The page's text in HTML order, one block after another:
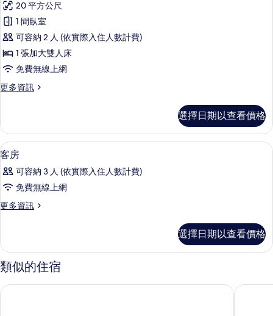
詳
情
高
級
雙
人
房,
露
的
所
有
相
片
20 平方公尺
1 間臥室
可容納 2 人 (依實際入住人數計費)
1 張加大雙人床
免費無線上網
更多資訊
更
雙
人
房,
台
的
情
選擇日期以查看價格
顯
示
客
房
的
有
相
片
高級寢具、羽絨被、客房內保險箱、書
6
客房
可容納 3 人 (依實際入住人數計費)
免費無線上網
更多資訊
更
的
詳
情
選擇日期以查看價格
類似的住宿
米蘭城市蜂巢飯店 卡弗爾